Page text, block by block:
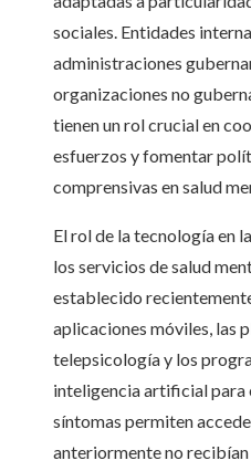
sociales. Entidades
administraciones
organizaciones no
tienen un rol crucial en
esfuerzos y fomentar
comprensivas en salud
El rol de la tecnología en
los servicios de salud
establecido
aplicaciones móviles, las
telepsicología y los
inteligencia artificial para
síntomas permiten
anteriormente no